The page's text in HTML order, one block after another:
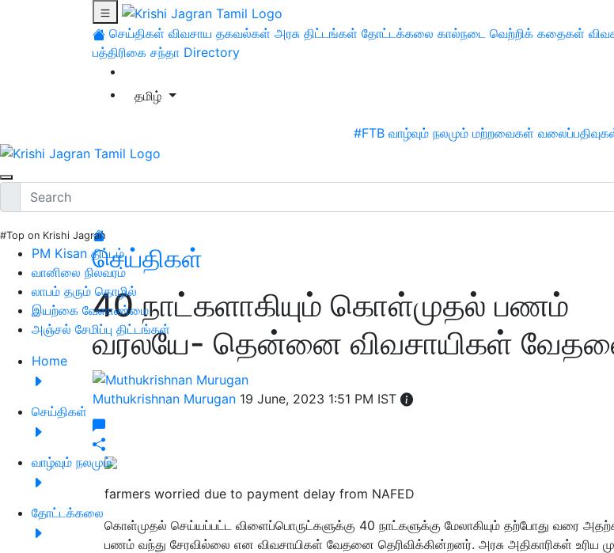
செய்திகள் விவசாய தகவல்கள் அரசு திட்டங்கள் தோட்டக்கலை கால்நடை வெற்றிக் கதைகள்
பத்திரிகை சந்தா Directory
தமிழ்
#FTB வாழ்வும் நலமும் மற்றவைகள்
#Top on Krishi Jagran
PM Kisan திட்டம்
வானிலை நிலவரம்
லாபம் தரும் தொழில்
இயற்கை வேளாண்மை
அஞ்சல் சேமிப்பு திட்டங்கள்
Home
செய்திகள்
வாழ்வும் நலமும்
தோட்டக்கலை
செய்திகள்
40 நாட்களாகியும் கொள்முதல் பணம்
வரலயே- தென்னை விவசாயிகள்
Muthukrishnan Murugan 19 June, 2023 1:51 PM IST
farmers worried due to payment delay from NAFED
கொள்முதல் செய்யப்பட்ட விளைப்பொருட்களுக்கு 40 நாட்களுக்கு மேலாகியும் தற்போது வரை
பணம் வந்து சேரவில்லை என விவசாயிகள் வேதனை தெரிவிக்கின்றனர். அரசு அதிகாரிகள் உரிய